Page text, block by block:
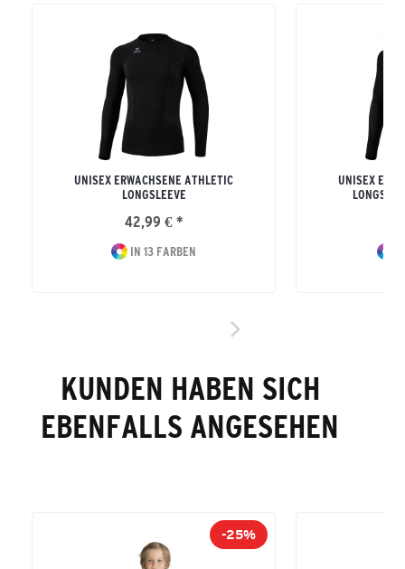
UNISEX ERWACHSENE ATHLETIC
LONGSLEEVE
42,99 € *
IN 13 FARBEN
UNISEX
KUNDEN HABEN SICH
EBENFALLS ANGESEHEN
-25%